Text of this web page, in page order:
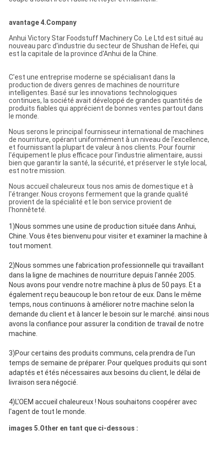
avantage 4.Company
Anhui Victory Star Foodstuff Machinery Co. Le Ltd est situé au
nouveau parc d'industrie du secteur de Shushan de Hefei, qui
est la capitale de la province d'Anhui de la Chine.
C'est une entreprise moderne se spécialisant dans la
production de divers genres de machines de nourriture
intelligentes. Basé sur les innovations technologiques
continues, la société avait développé de grandes quantités de
produits fiables qui apprécient de bonnes ventes partout dans
le monde.
Nous serons le principal fournisseur international de machines
de nourriture, opérant uniformément à un niveau de l'excellence,
et fournissant la plupart de valeur à nos clients. Pour fournir
l'équipement le plus efficace pour l'industrie alimentaire, aussi
bien que garantir la santé, la sécurité, et préserver le style local,
est notre mission.
Nous accueil chaleureux tous nos amis de domestique et à
l'étranger. Nous croyons fermement que la grande qualité
provient de la spécialité et le bon service provient de
l'honnêteté.
1)Nous sommes une usine de production située dans Anhui,
Chine. Vous êtes bienvenu pour visiter et examiner la machine à
tout moment.
2)Nous sommes une fabrication professionnelle qui travaillant
dans la ligne de machines de nourriture depuis l'année 2005.
Nous avons pour vendre notre machine à plus de 50 pays. Et a
également reçu beaucoup le bon retour de eux. Dans le même
temps, nous continuons à améliorer notre machine selon la
demande du client et à lancer le besoin sur le marché. ainsi nous
avons la confiance pour assurer la condition de travail de notre
machine.
3)Pour certains des produits communs, cela prendra de l'un
temps de semaine de préparer. Pour quelques produits qui sont
adaptés et étés nécessaires aux besoins du client, le délai de
livraison sera négocié.
4)L'OEM accueil chaleureux ! Nous souhaitons coopérer avec
l'agent de tout le monde.
images 5.Other en tant que ci-dessous :